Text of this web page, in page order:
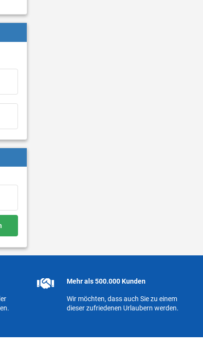
Mehr als 500.000 Kunden
Wir möchten, dass auch Sie zu einem
dieser zufriedenen Urlaubern werden.